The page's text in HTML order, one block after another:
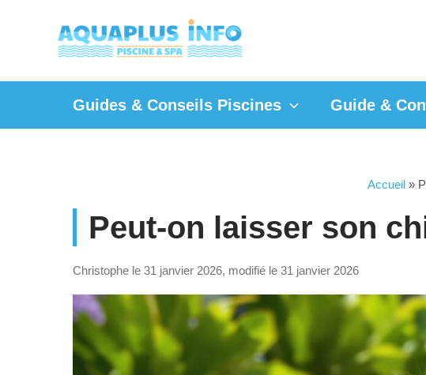
Guides & Conseils Piscines Guide &
Accueil »
Peut-on laisser son
Christophe le 31 janvier 2026, modifié le 31 janvier 2026